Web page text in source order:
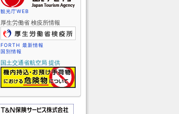
観光庁WEB
厚生労働省 検疫所情報
FORTH 最新情報
国別情報
国土交通省航空局 提供